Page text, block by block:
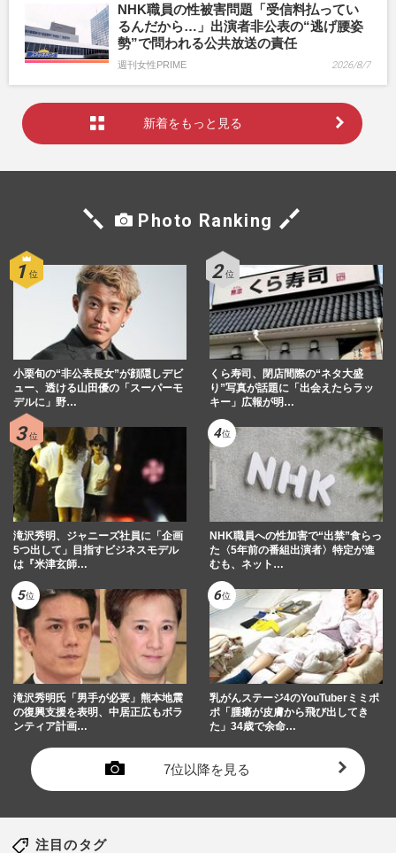
NHK職員の性被害問題「受信料払ってい
るんだから…」出演者非公表の“逃げ腰姿
勢”で問われる公共放送の責任
週刊女性PRIME 2026/8/7
新着をもっと見る
Photo Ranking
小栗旬の“非公表長女”が顔隠しデビ
ュー、透ける山田優の「スーパーモ
デルに」野…
くら寿司、閉店間際の“ネタ大盛
り”写真が話題に「出会えたらラッ
キー」広報が明…
滝沢秀明、ジャニーズ社員に「企画
5つ出して」目指すビジネスモデル
は『米津玄師…
NHK職員への性加害で“出禁”食らっ
た〈5年前の番組出演者〉特定が進
むも、ネット…
滝沢秀明氏「男手が必要」熊本地震
の復興支援を表明、中居正広もボラ
ンティア計画…
乳がんステージ4のYouTuberミミポ
ポ「腫瘍が皮膚から飛び出してき
た」34歳で余命…
7位以降を見る
注目のタグ